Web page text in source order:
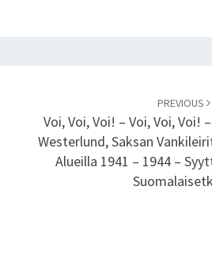
R
PREVIOUS
Voi, Voi, Voi! – Voi, Voi, Voi!
Westerlund, Saksan
Alueilla 1941 – 1944 –